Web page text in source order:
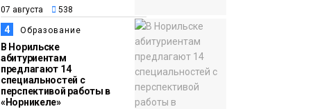
13:59
07 августа
Новости
«Домик Хоббитов» и
«Самолёт в облаках»
появятся в Кайеркане
07 августа 538
4 Образование
В Норильске
абитуриентам
предлагают 14
специальностей с
перспективой работы в
«Норникеле»